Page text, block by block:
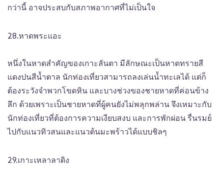
กว่านี้ อาจประสบกับสภาพอากาศที่ไม่เป็นใจ
28.หาดพระแอะ
หนึ่งในหาดสำคัญของเกาะลันตา มีลักษณะเป็นหาดทรายสี
แดงปนสีน้ำตาล นักท่องเที่ยวสามารถลงเล่นน้ำทะเลได้ แต่ก็
ต้องระวังจำพวกโขดหิน และบางช่วงของชายหาดที่ค่อนข้าง
ลึก ด้วยเพราะเป็นชายหาดที่ผู้คนยังไม่พลุกพล่าน จึงเหมาะกับ
นักท่องเที่ยวที่ต้องการความเงียบสงบ และการพักผ่อน รื่นรมย์
ไปกับแนวทิวสนและแนวต้นมะพร้าวได้แบบชิลๆ
29.เกาะเหลาลาดิง